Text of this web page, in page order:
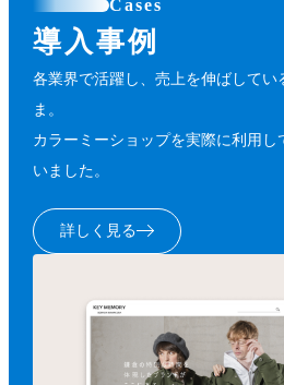
Cases
導入事例
各業界で活躍し、売上を伸ばしてい
ま。
カラーミーショップを実際に利用し
いました。
詳しく見る